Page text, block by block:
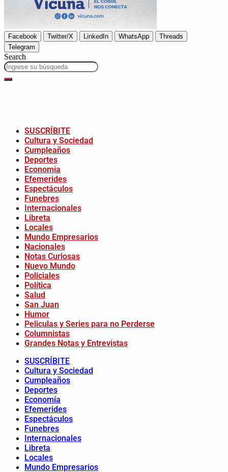
Facebook Twitter/X LinkedIn WhatsApp
Threads
Telegram
Search
SUSCRÍBITE
Cultura y Sociedad
Cumpleaños
Deportes
Economía
Efemerides
Espectáculos
Funebres
Internacionales
Libreta
Locales
Mundo Empresarios
Nacionales
Notas Curiosas
Nuevo Mundo
Policiales
Política
Salud
San Juan
Humor
Peliculas y Series para no Perderse
Columnistas
Grandes Notas y Entrevistas
SUSCRÍBITE
Cultura y Sociedad
Cumpleaños
Deportes
Economía
Efemerides
Espectáculos
Funebres
Internacionales
Libreta
Locales
Mundo Empresarios